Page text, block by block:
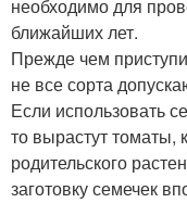
необходимо для
ближайших лет.
Прежде чем
не все сорта
Если использовать
то вырастут томаты,
родительского
заготовку семечек